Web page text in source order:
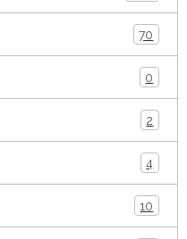
70
0
2
4
10